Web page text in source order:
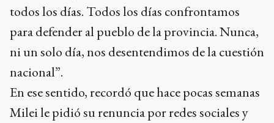
todos los días. Todos los días confrontamos
para defender al pueblo de la provincia. Nunca,
ni un solo día, nos desentendimos de la cuestión
nacional”.
En ese sentido, recordó que hace pocas semanas
Milei le pidió su renuncia por redes sociales y